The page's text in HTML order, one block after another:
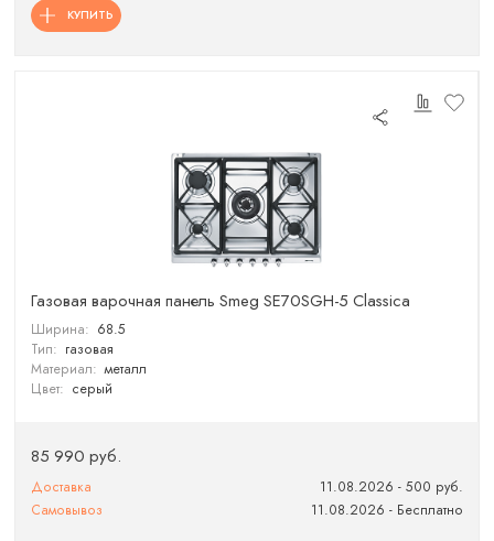
КУПИТЬ
Газовая варочная панель Smeg SE70SGH-5 Classica
Ширина: 68.5
Тип: газовая
Материал: металл
Цвет: серый
85 990 руб.
Доставка
11.08.2026 - 500 руб.
Самовывоз
11.08.2026 - Бесплатно